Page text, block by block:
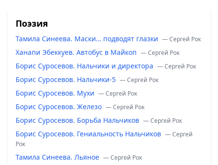
Поэзия
Тамила Синеева. Маски… подводят глазки — Сергей Рок
Ханапи Эбеккуев. Автобус в Майкоп — Сергей Рок
Борис Суросевов. Нальчики и директора — Сергей Рок
Борис Суросевов. Нальчики-5 — Сергей Рок
Борис Суросевов. Мухи — Сергей Рок
Борис Суросевов. Железо — Сергей Рок
Борис Суросевов. Борьба Нальчиков — Сергей Рок
Борис Суросевов. Гениальность Нальчиков — Сергей
Рок
Тамила Синеева. Льяное — Сергей Рок